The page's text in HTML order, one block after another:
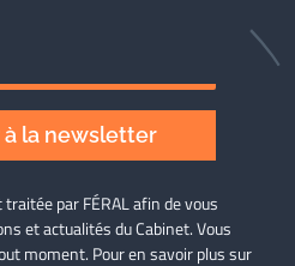
à la newsletter
par FÉRAL afin de vous
et actualités du Cabinet. Vous
moment. Pour en savoir plus sur